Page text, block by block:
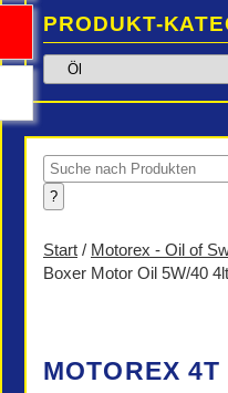
PRODUKT-
Products
search
?
Start / Motorex - Oil of
Boxer Motor Oil 5W/40 4lt
MOTOREX